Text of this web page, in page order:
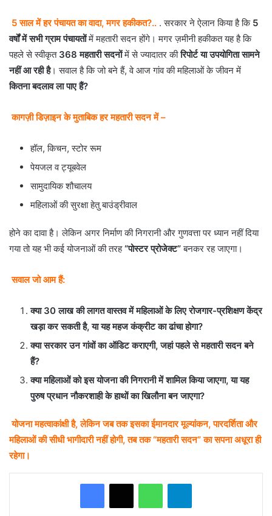
5 साल में हर पंचायत का वादा, मगर हकीकत?.. . सरकार ने ऐलान किया है कि 5
वर्षों में सभी ग्राम पंचायतोंमें महतारी सदन होंगे। मगर ज़मीनी हकीकत यह है कि
पहले से स्वीकृत 368 महतारी सदनोंमें से ज्यादातर कीरिपोर्ट या उपयोगिता सामने
नहीं आ रही है। सवाल है कि जो बने हैं, वे आज गांव की महिलाओं के जीवन में
कितना बदलाव ला पाए हैं?
कागज़ी डिज़ाइन के मुताबिक हर महतारी सदन में –
हॉल, किचन, स्टोर रूम
पेयजल व ट्यूबवेल
सामुदायिक शौचालय
महिलाओं की सुरक्षा हेतु बाउंड्रीवाल
होने का दावा है। लेकिन अगर निर्माण की निगरानी और गुणवत्ता पर ध्यान नहीं दिया
गया तो यह भी कई योजनाओं की तरह“पोस्टर प्रोजेक्ट”बनकर रह जाएगा।
सवाल जो आम हैं:
क्या 30 लाख की लागत वास्तव में महिलाओं के लिए रोजगार-प्रशिक्षण केंद्र
खड़ा कर सकती है, या यह महज कंक्रीट का ढांचा होगा?
क्या सरकार उन गांवों का ऑडिट कराएगी, जहां पहले से महतारी सदन बने
हैं?
क्या महिलाओं को इस योजना की निगरानी में शामिल किया जाएगा, या यह
पुरुष प्रधान नौकरशाही के हाथों का खिलौना बन जाएगा?
योजना महत्वाकांक्षी है, लेकिन जब तक इसका ईमानदार मूल्यांकन, पारदर्शिता और
महिलाओं की सीधी भागीदारी नहीं होगी, तब तक “महतारी सदन” का सपना अधूरा ही
रहेगा।
WhatsAppTelegram